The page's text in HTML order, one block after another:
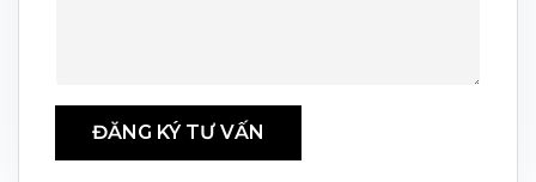
ĐĂNG KÝ TƯ VẤN